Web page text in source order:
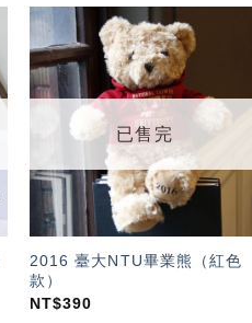
望輕
已售完
2016 臺大NTU畢業熊（紅色
款）
NT$390